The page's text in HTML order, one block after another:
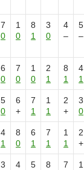
7
0
1
0
8
1
3
0
4
–
5
–
6
0
7
0
1
0
2
1
8
1
4
1
5
0
6
+
7
1
1
1
2
+
3
0
4
1
8
0
6
1
7
1
1
1
2
+
3
4
5
8
7
1